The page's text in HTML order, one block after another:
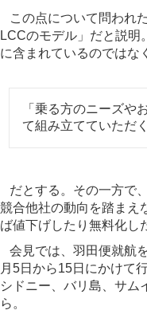
この点について問われ
LCCのモデル」だと説明
に含まれているのではな
「乗る方のニーズや
て組み立てていただく
だとする。その一方で
競合他社の動向を踏まえ
ば値下げしたり無料化し
会見では、羽田便就航
月5日から15日にかけて
シドニー、バリ島、サム
ら。